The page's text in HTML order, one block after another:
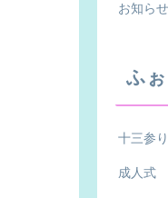
お知ら
ふ
十三参り
成人式